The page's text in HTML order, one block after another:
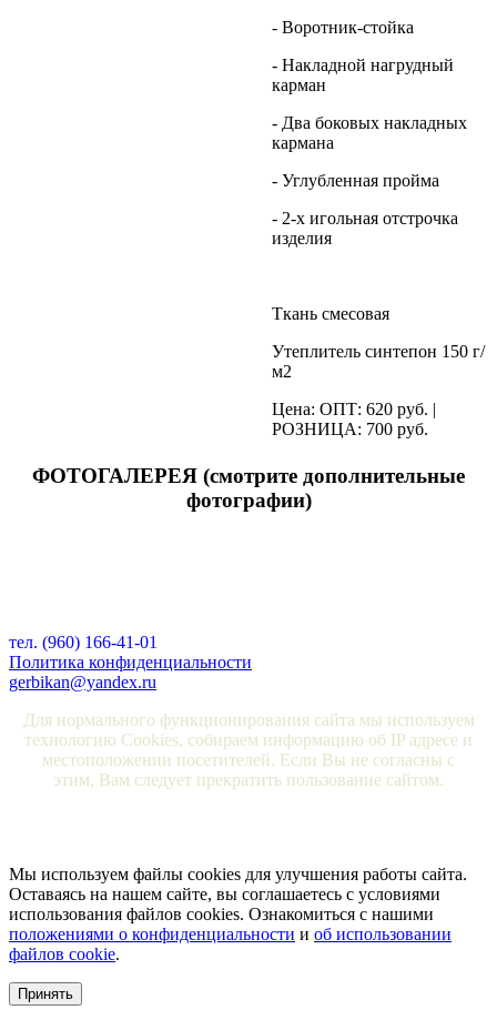
- Воротник-стойка
- Накладной нагрудный
карман
- Два боковых накладных
кармана
- Углубленная пройма
- 2-х игольная отстрочка
изделия
Ткань смесовая
Утеплитель синтепон 150 г/
м2
Цена: ОПТ: 620 руб. |
РОЗНИЦА: 700 руб.
ФОТОГАЛЕРЕЯ (смотрите дополнительные
фотографии)
тел. (960) 166-41-01
Политика конфиденциальности
gerbikan@yandex.ru
Для нормального функционирования сайта мы используем
технологию Cookies, собираем информацию об IP адресе и
местоположении посетителей. Если Вы не согласны с
этим, Вам следует прекратить пользование сайтом.
Мы используем файлы cookies для улучшения работы сайта.
Оставаясь на нашем сайте, вы соглашаетесь с условиями
использования файлов cookies. Ознакомиться с нашими
положениями о конфиденциальности и об использовании
файлов cookie.
Принять